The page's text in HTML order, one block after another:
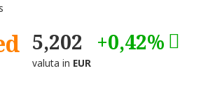
5,202 +0,42%
valuta in EUR